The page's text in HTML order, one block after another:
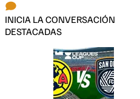
INICIA LA CONVERSACIÓN
DESTACADAS